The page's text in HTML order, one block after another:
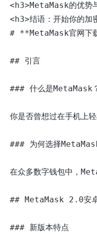
<h3>MetaMask的优势
# **MetaMask官网下
## 引言
### 什么是MetaMask
你是否曾想过在手机上
### 为何选择
在众多数字钱包中，
## MetaMask 2.0安
### 新版本特点